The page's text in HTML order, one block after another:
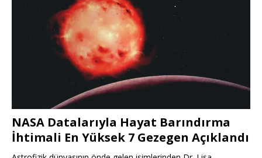
NASA Datalarıyla Hayat Barındırma
İhtimali En Yüksek 7 Gezegen Açıklandı